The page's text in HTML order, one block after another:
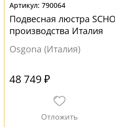
790064
Подвесная люстра
производства Италия
Osgona (Италия)
48 749 ₽